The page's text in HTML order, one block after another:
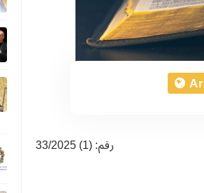
Ar
رقم: (1) 33/2025